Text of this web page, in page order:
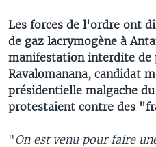
Les forces de l'ordre ont
de gaz lacrymogène à
manifestation interdite de
Ravalomanana, candidat
présidentielle malgache
protestaient contre des
"On est venu pour faire